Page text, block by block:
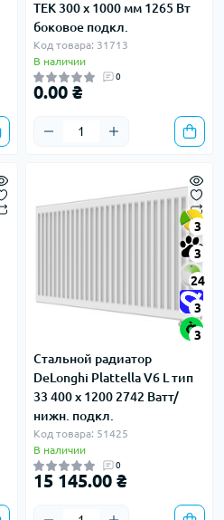
TEK 300 x 1000 мм 1265 Вт
боковое подкл.
Код товара: 31713
В наличии
0
0.00 ₴
3
3
24
3
3
Стальной радиатор
DeLonghi Plattella V6 L тип
33 400 x 1200 2742 Ватт/
нижн. подкл.
Код товара: 51425
В наличии
0
15 145.00 ₴